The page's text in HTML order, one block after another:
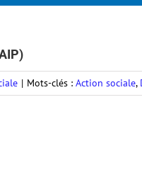
| Mots-clés : Action sociale,